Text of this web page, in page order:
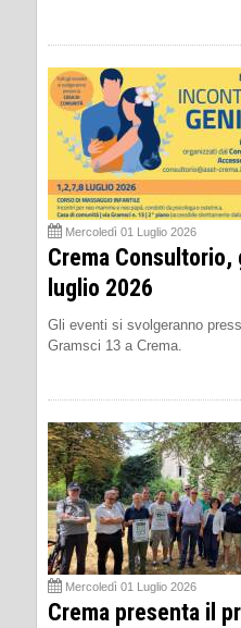
Mercoledì 01 Luglio 2026
Crema
luglio 2026
Gli eventi si svolgeranno
Gramsci 13 a Crema.
Mercoledì 01 Luglio 2026
Crema presenta il